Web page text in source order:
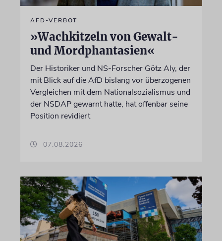
AFD-VERBOT
»Wachkitzeln von Gewalt-
und Mordphantasien«
Der Historiker und NS-Forscher Götz Aly, der
mit Blick auf die AfD bislang vor überzogenen
Vergleichen mit dem Nationalsozialismus und
der NSDAP gewarnt hatte, hat offenbar seine
Position revidiert
07.08.2026